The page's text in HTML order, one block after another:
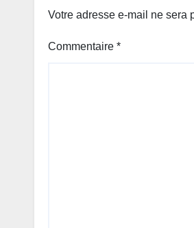
Votre adresse e-mail ne sera
Commentaire *